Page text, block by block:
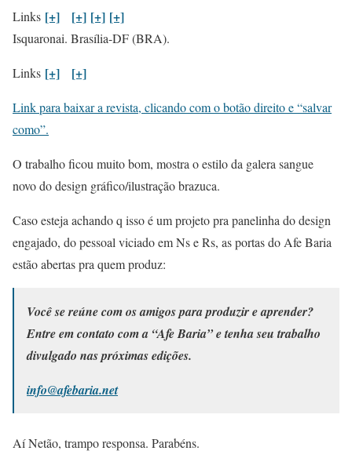
Links [+] [+] [+] [+]
Isquaronai. Brasília-DF (BRA).
Links [+] [+]
Link para baixar a revista, clicando com o botão direito e “salvar
como”.
O trabalho ficou muito bom, mostra o estilo da galera sangue
novo do design gráfico/ilustração brazuca.
Caso esteja achando q isso é um projeto pra panelinha do design
engajado, do pessoal viciado em Ns e Rs, as portas do Afe Baria
estão abertas pra quem produz:
Você se reúne com os amigos para produzir e aprender?
Entre em contato com a “Afe Baria” e tenha seu trabalho
divulgado nas próximas edições.
info@afebaria.net
Aí Netão, trampo responsa. Parabéns.